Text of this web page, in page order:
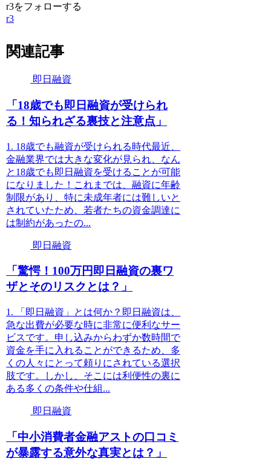
r3をフォローする
r3
関連記事
即日融資
「18歳でも即日融資が受けられ
る！知られざる裏技と注意点」
1. 18歳でも融資が受けられる時代最近、
金融業界では大きな変化が見られ、なん
と18歳でも即日融資を受けることが可能
になりました！これまでは、融資に年齢
制限があり、特に未成年者には難しいと
されていたため、若者たちの資金調達に
は制約があったの...
即日融資
「驚愕！100万円即日融資の裏ワ
ザとそのリスクとは？」
1. 「即日融資」とは何か？即日融資は、
急な出費が必要な時に非常に便利なサー
ビスです。申し込みからわずか数時間で
資金を手に入れることができるため、多
くの人々にとって頼りにされている選択
肢です。しかし、そこには利便性の裏に
ある多くの条件や仕組...
即日融資
「中小消費者金融アストの口コミ
が暴露する意外な真実とは？」